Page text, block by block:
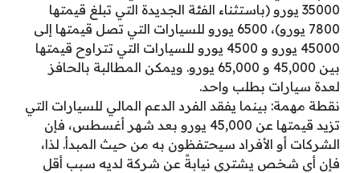
35000 يورو (باستثناء الفئة الجديدة التي تبلغ قيمتها
7800 يورو)، 6500 يورو للسيارات التي تصل قيمتها إلى
45000 يورو و 4500 يورو للسيارات التي تتراوح قيمتها
بين 45,000 و 65,000 يورو. ويمكن المطالبة بالحافز
لعدة سيارات بطلب واحد.
نقطة مهمة: بينما يفقد الفرد الدعم المالي للسيارات التي
تزيد قيمتها عن 45,000 يورو بعد شهر أغسطس، فإن
الشركات أو الأفراد سيحتفظون به من حيث المبدأ. لذا،
فإن أي شخص يشتري نيابةً عن شركة لديه سبب أقل